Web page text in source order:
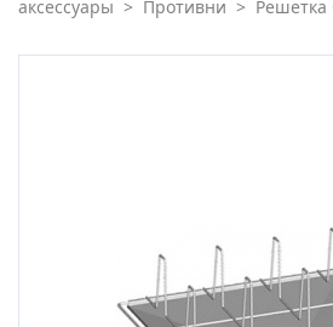
аксессуары > Противни > Решетка